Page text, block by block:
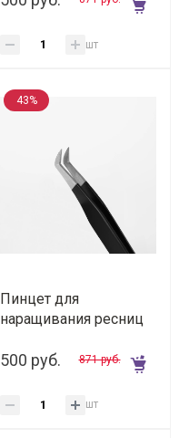
шт
43%
Пинцет для
наращивания ресниц
сапожок" (Black Line)
500 руб. 871 руб.
шт